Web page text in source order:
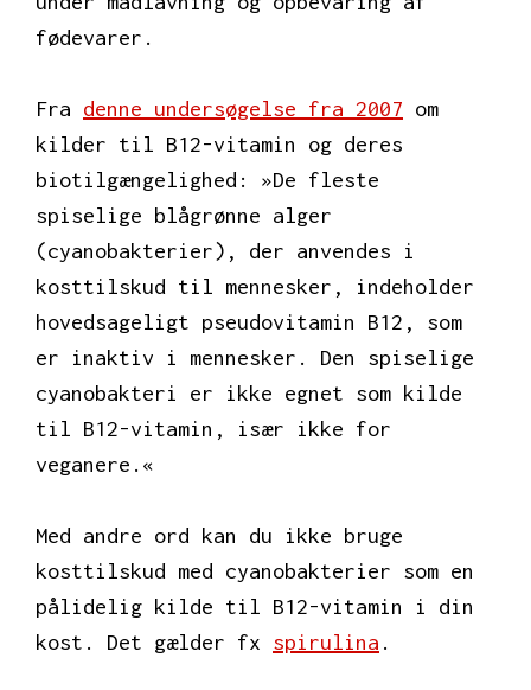
fødevarer.
Fra denne undersøgelse fra 2007 om
kilder til B12-vitamin og deres
biotilgængelighed: »De fleste
spiselige blågrønne alger
(cyanobakterier), der anvendes i
kosttilskud til mennesker, indeholder
hovedsageligt pseudovitamin B12, som
er inaktiv i mennesker. Den spiselige
cyanobakteri er ikke egnet som kilde
til B12-vitamin, især ikke for
veganere.«
Med andre ord kan du ikke bruge
kosttilskud med cyanobakterier som en
pålidelig kilde til B12-vitamin i din
kost. Det gælder fx spirulina .